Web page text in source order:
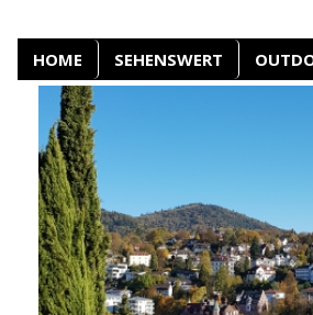
HOME SEHENSWERT